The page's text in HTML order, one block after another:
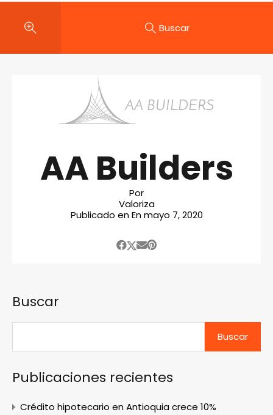
Buscar
AA Builders
Por
Valoriza
Publicado en Enmayo 7, 2020
Buscar
Buscar
Publicaciones recientes
Crédito hipotecario en Antioquia crece 10%